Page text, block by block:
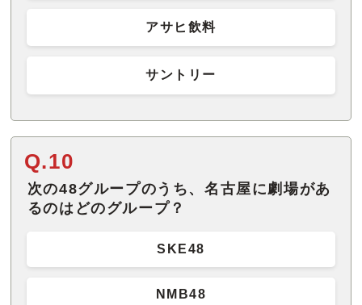
アサヒ飲料
サントリー
Q.10
次の48グループのうち、名古屋に劇場があ
るのはどのグループ？
SKE48
NMB48